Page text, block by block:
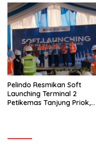
Pelindo Resmikan Soft
Launching Terminal 2
Petikemas Tanjung Priok,